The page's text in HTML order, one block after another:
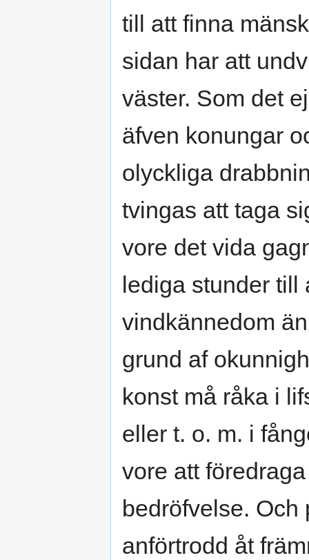
till att finna
sidan har att
väster. Som det
äfven konungar
olyckliga
tvingas att taga
vore det vida
lediga stunder
vindkännedom
grund af
konst må råka i
eller t. o. m. i
vore att
bedröfvelse. Och
anförtrodd åt